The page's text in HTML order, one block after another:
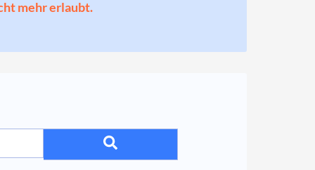
mehr erlaubt.